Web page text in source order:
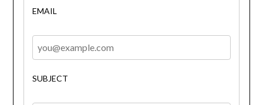
EMAIL
SUBJECT